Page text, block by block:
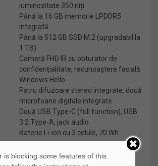
luminozitate 350 niți
Până la 16 GB memorie LPDDR5
integrată
Până la 512 GB SSD M.2 (upgradabil la
1 TB)
Cameră FHD IR cu obturator de
confidențialitate, recunoaștere facială
Windows Hello
Patru difuzoare stereo integrate, două
microfoane digitale integrate
Două USB Type-C (full function), USB
3.2 Type-A, jack audio
Baterie Li-ion cu 3 celule, 70 Wh
is blocking some features of this